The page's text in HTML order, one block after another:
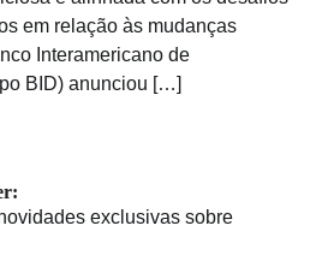
em relação às mudanças
Interamericano de
BID) anunciou […]
exclusivas sobre